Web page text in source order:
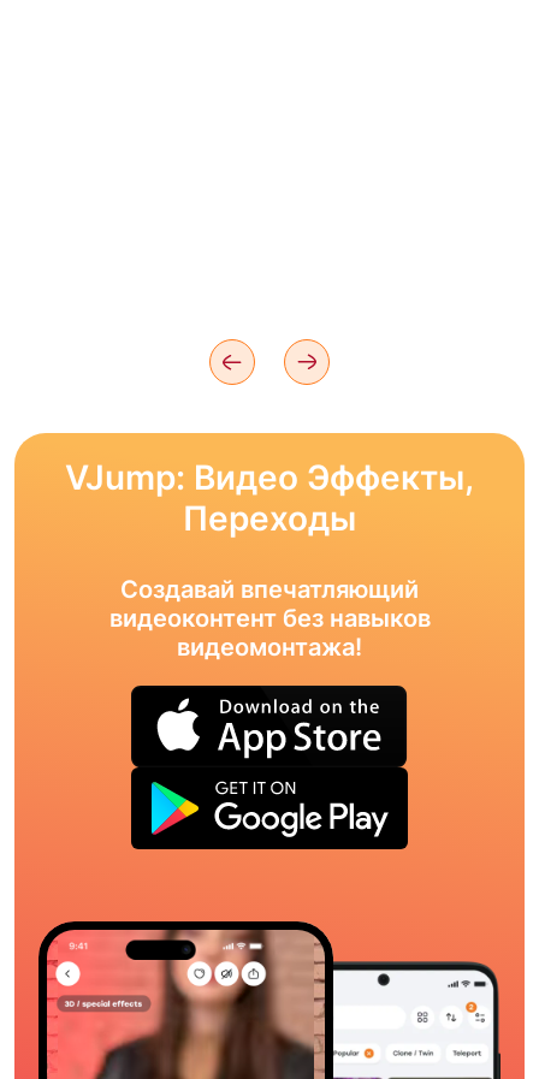
VJump: Видео Эффекты,
Переходы
Создавай впечатляющий
видеоконтент без навыков
видеомонтажа!